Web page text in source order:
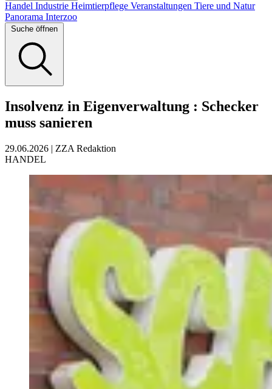
Handel Industrie Heimtierpflege Veranstaltungen Tiere und Natur
Panorama Interzoo
Suche öffnen
Insolvenz in Eigenverwaltung : Schecker
muss sanieren
29.06.2026 | ZZA Redaktion
HANDEL